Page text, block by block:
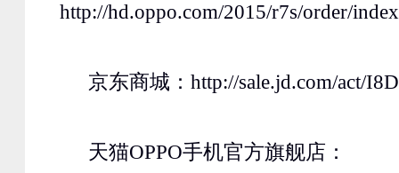
http://hd.oppo.com/2015/r7s/order/
京东商城：http://sale.jd.com/act/
天猫OPPO手机官方旗舰店：